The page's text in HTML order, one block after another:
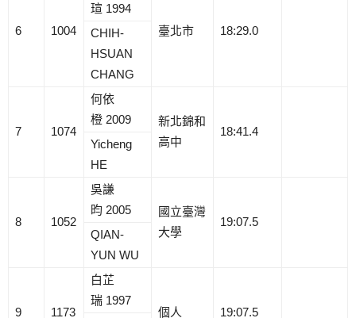
6 1004
瑄 1994
臺北市
18:29.0
CHIH-
HSUAN
CHANG
7 1074
何依
橙 2009
新北錦和
高中
18:41.4
Yicheng
HE
8 1052
吳謙
昀 2005
國立臺灣
大學
19:07.5
QIAN-
YUN WU
9 1173
白芷
瑞 1997
個人
19:07.5